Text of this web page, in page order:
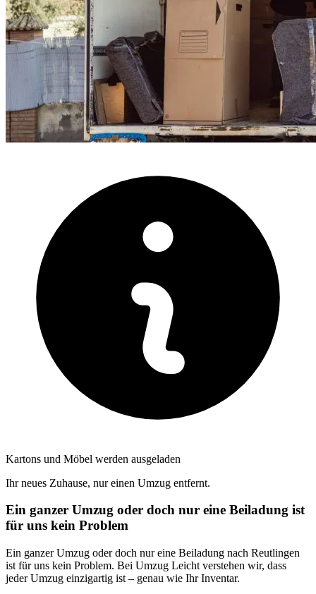
Kartons und Möbel werden ausgeladen
Ihr neues Zuhause, nur einen Umzug entfernt.
Ein ganzer Umzug oder doch nur eine Beiladung ist
für uns kein Problem
Ein ganzer Umzug oder doch nur eine Beiladung nach Reutlingen
ist für uns kein Problem. Bei Umzug Leicht verstehen wir, dass
jeder Umzug einzigartig ist – genau wie Ihr Inventar.